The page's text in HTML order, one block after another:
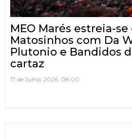
MEO Marés estreia-se
Matosinhos com Da
Plutonio e Bandidos
cartaz
17 de Julho, 2026, 08:00